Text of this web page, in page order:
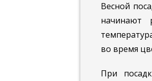
Весной
начинают
во время
При